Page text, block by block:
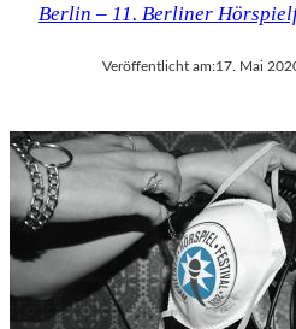
Berlin – 11. Berliner
Veröffentlicht am:17. Mai